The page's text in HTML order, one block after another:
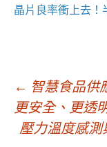
晶片良率衝上去！
文
← 智慧食品供
更安全、更透
壓力溫度感